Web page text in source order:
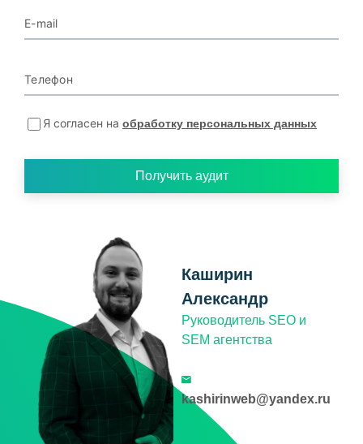
E-mail
Телефон
Я согласен на обработку персональных данных
Получить аудит
Каширин
Александр
Руководитель SEO и
SEM агентства
kashirinweb@yandex.ru